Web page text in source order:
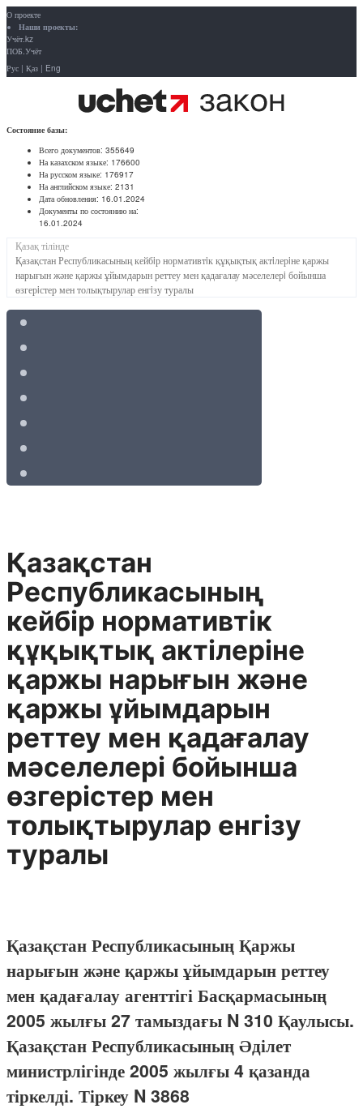
О проекте
Наши проекты:
Учёт.kz
ПОБ.Учёт
Рус | Қаз | Eng
Состояние базы:
Всего документов: 355649
На казахском языке: 176600
На русском языке: 176917
На английском языке: 2131
Дата обновления: 16.01.2024
Документы по состоянию на:
16.01.2024
Қазақ тілінде
Қазақстан Республикасының кейбiр нормативтiк құқықтық актiлерiне қаржы
нарығын және қаржы ұйымдарын реттеу мен қадағалау мәселелерi бойынша
өзгерiстер мен толықтырулар енгiзу туралы
Қазақстан
Республикасының
кейбiр нормативтiк
құқықтық актiлерiне
қаржы нарығын және
қаржы ұйымдарын
реттеу мен қадағалау
мәселелерi бойынша
өзгерiстер мен
толықтырулар енгiзу
туралы
Қазақстан Республикасының Қаржы
нарығын және қаржы ұйымдарын реттеу
мен қадағалау агенттігі Басқармасының
2005 жылғы 27 тамыздағы N 310 Қаулысы.
Қазақстан Республикасының Әділет
министрлігінде 2005 жылғы 4 қазанда
тіркелді. Тіркеу N 3868